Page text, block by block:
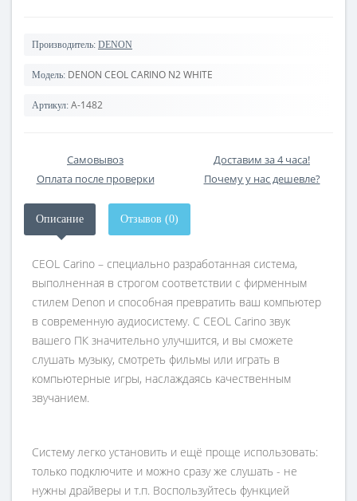
Производитель: DENON
Модель: DENON CEOL CARINO N2 WHITE
Артикул: A-1482
Самовывоз
Доставим за 4 часа!
Оплата после проверки
Почему у нас дешевле?
Описание Отзывов (0)
CEOL Carino – специально разработанная система,
выполненная в строгом соответствии с фирменным
стилем Denon и способная превратить ваш компьютер
в современную аудиосистему. С CEOL Carino звук
вашего ПК значительно улучшится, и вы сможете
слушать музыку, смотреть фильмы или играть в
компьютерные игры, наслаждаясь качественным
звучанием.
Систему легко установить и ещё проще использовать:
только подключите и можно сразу же слушать - не
нужны драйверы и т.п. Воспользуйтесь функцией